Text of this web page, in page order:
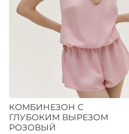
КОМБИНЕЗОН С
ГЛУБОКИМ ВЫРЕЗОМ
РОЗОВЫЙ